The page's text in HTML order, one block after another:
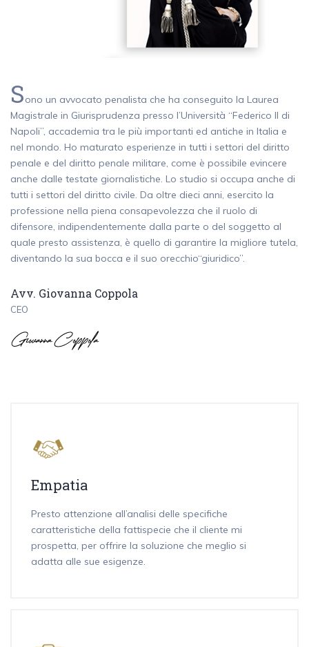
Sono un avvocato penalista che ha conseguito la Laurea
Magistrale in Giurisprudenza presso l’Università “Federico II di
Napoli”, accademia tra le più importanti ed antiche in Italia e
nel mondo. Ho maturato esperienze in tutti i settori del diritto
penale e del diritto penale militare, come è possibile evincere
anche dalle testate giornalistiche. Lo studio si occupa anche di
tutti i settori del diritto civile. Da oltre dieci anni, esercito la
professione nella piena consapevolezza che il ruolo di
difensore, indipendentemente dalla parte o del soggetto al
quale presto assistenza, è quello di garantire la migliore tutela,
diventando la sua bocca e il suo orecchio“giuridico”.
Avv. Giovanna Coppola
CEO
Empatia
Presto attenzione all’analisi delle specifiche
caratteristiche della fattispecie che il cliente mi
prospetta, per offrire la soluzione che meglio si
adatta alle sue esigenze.